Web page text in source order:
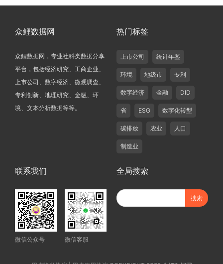
众鲤数据网
众鲤数据网，专业社科类数据分享
平台，包括经济研究、工商企业、
上市公司、数字经济、微观调查、
专利创新、地理研究、金融、环
境、文本分析数据等等。
热门标签
上市公司 统计年鉴
环境 地级市 专利
数字经济 金融 DID
省 ESG 数字化转型
碳排放 农业 人口
制造业
联系我们
微信公众号 微信客服
全局搜索